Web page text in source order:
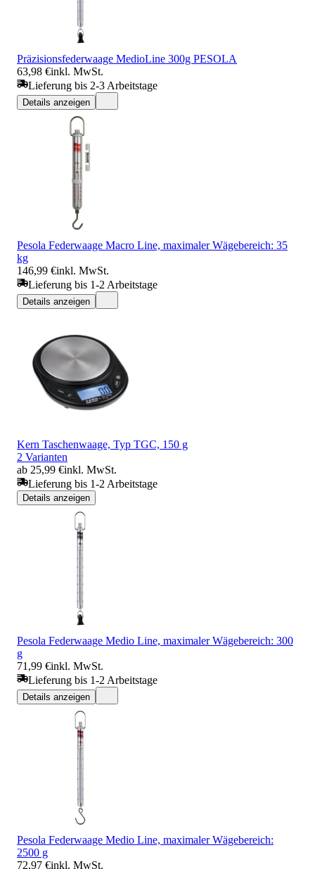
Präzisionsfederwaage MedioLine 300g PESOLA
63,98 €inkl. MwSt.
Lieferung bis 2-3 Arbeitstage
Details anzeigen
Pesola Federwaage Macro Line, maximaler Wägebereich: 35
kg
146,99 €inkl. MwSt.
Lieferung bis 1-2 Arbeitstage
Details anzeigen
Kern Taschenwaage, Typ TGC, 150 g
2 Varianten
ab 25,99 €inkl. MwSt.
Lieferung bis 1-2 Arbeitstage
Details anzeigen
Pesola Federwaage Medio Line, maximaler Wägebereich: 300
g
71,99 €inkl. MwSt.
Lieferung bis 1-2 Arbeitstage
Details anzeigen
Pesola Federwaage Medio Line, maximaler Wägebereich:
2500 g
72,97 €inkl. MwSt.